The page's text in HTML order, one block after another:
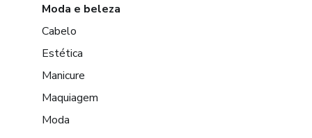
Moda e beleza
Cabelo
Estética
Manicure
Maquiagem
Moda